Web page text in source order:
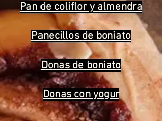
Pan de coliflor y almendra
Panecillos de boniato
Donas de boniato
Donas con yogur